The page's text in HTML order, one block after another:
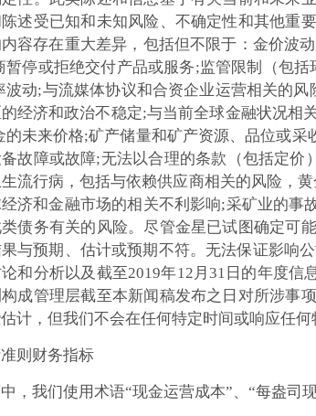
述受已知和未知风险、不确定性和其他重
容存在重大差异，包括但不限于：金价波
暂停或拒绝交付产品或服务;监管限制（包
波动;与流媒体协议和合资企业运营相关的
经济和政治不稳定;与当前全球金融状况相
的未来价格;矿产储量和矿产资源、品位或
故障或故障;无法以合理的条款（包括定
流行病，包括与依赖供应商相关的风险，
济和金融市场的相关不利影响;采矿业的
债务有关的风险。尽管金星已试图确定可
与预期、估计或预期不符。无法保证影响
和分析以及截至2019年12月31日的年度
成管理层截至本新闻稿发布之日对所涉事
计，但我们不会在任何特定时间或响应任何
则财务指标
，我们使用术语“现金运营成本”、“每盎司现